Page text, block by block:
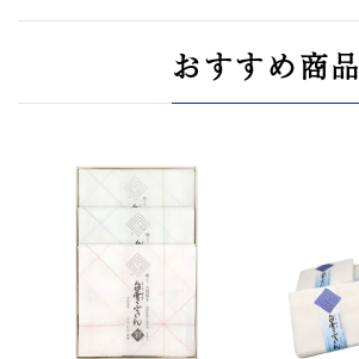
おすすめ商品